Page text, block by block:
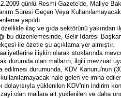
günlü Resmi Gazete'de, Maliye
Süresi Geçen Veya
yapıldı.
özellikle ilaç ve gıda sektörünü yakından
bu düzenlemesinde, Gelir İdaresi
ile özetle şu açıklama yer almıştır.
ilişkin olarak stoklarında
durumda olan malların, ilgili mevzuat
edilmesi durumunda, KDV Kanunu'nun
hale gelen ve imha
dolayısıyla yüklenilen KDV'nin indirim
olan mallara ait yüklenilen ve daha